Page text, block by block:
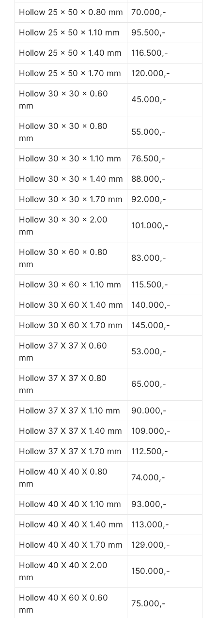
Hollow 25 x 50 x 0.80 mm 70.000,-
Hollow 25 x 50 x 1.10 mm 95.500,-
Hollow 25 x 50 x 1.40 mm 116.500,-
Hollow 25 x 50 x 1.70 mm 120.000,-
Hollow 30 x 30 x 0.60
mm
45.000,-
Hollow 30 x 30 x 0.80
mm
55.000,-
Hollow 30 x 30 x 1.10 mm 76.500,-
Hollow 30 x 30 x 1.40 mm 88.000,-
Hollow 30 x 30 x 1.70 mm 92.000,-
Hollow 30 x 30 x 2.00
mm
101.000,-
Hollow 30 x 60 x 0.80
mm
83.000,-
Hollow 30 x 60 x 1.10 mm 115.500,-
Hollow 30 X 60 X 1.40 mm 140.000,-
Hollow 30 X 60 X 1.70 mm 145.000,-
Hollow 37 X 37 X 0.60
mm
53.000,-
Hollow 37 X 37 X 0.80
mm
65.000,-
Hollow 37 X 37 X 1.10 mm 90.000,-
Hollow 37 X 37 X 1.40 mm 109.000,-
Hollow 37 X 37 X 1.70 mm 112.500,-
Hollow 40 X 40 X 0.80
mm
74.000,-
Hollow 40 X 40 X 1.10 mm 93.000,-
Hollow 40 X 40 X 1.40 mm 113.000,-
Hollow 40 X 40 X 1.70 mm 129.000,-
Hollow 40 X 40 X 2.00
mm
150.000,-
Hollow 40 X 60 X 0.60
mm
75.000,-